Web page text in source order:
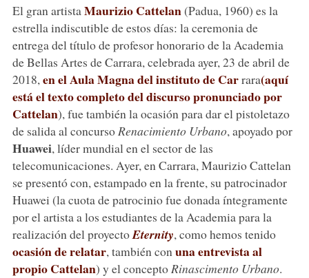
El gran artista Maurizio Cattelan(Padua, 1960) es la
estrella indiscutible de estos días: la ceremonia de
entrega del título de profesor honorario de la Academia
de Bellas Artes de Carrara, celebrada ayer, 23 de abril de
2018, en el Aula Magna del instituto de Carrara(aquí
está el texto completo del discurso pronunciado por
Cattelan), fue también la ocasión para dar el pistoletazo
de salida al concurso Renacimiento Urbano, apoyado por
Huawei, líder mundial en el sector de las
telecomunicaciones. Ayer, en Carrara, Maurizio Cattelan
se presentó con, estampado en la frente, su patrocinador
Huawei (la cuota de patrocinio fue donada íntegramente
por el artista a los estudiantes de la Academia para la
realización del proyectoEternity, como hemos tenido
ocasión de relatar, también con una entrevista al
propio Cattelan) y el concepto Rinascimento Urbano.